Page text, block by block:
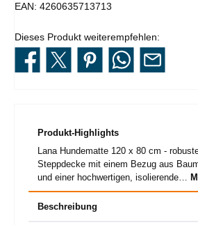
EAN: 4260635713713
Dieses Produkt weiterempfehlen:
Produkt-Highlights
Lana Hundematte 120 x 80 cm -
Steppdecke mit einem Bezug aus
und einer hochwertigen, isolierende…
Beschreibung